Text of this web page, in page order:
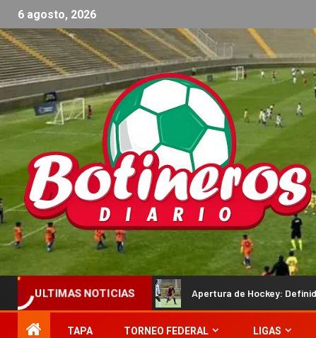
6 agosto, 2026
ULTIMAS NOTICIAS
Apertura de Hockey: Definidos los finalistas en
TAPA TORNEO FEDERAL LIGAS